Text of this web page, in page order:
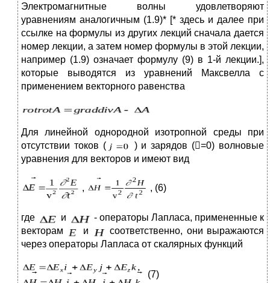
Электромагнитные волны удовлетворяют
уравнениям аналогичным (1.9)* [* здесь и далее при
ссылке на формулы из других лекций сначала дается
номер лекции, а затем номер формулы в этой лекции,
например (1.9) означает формулу (9) в 1-й лекции.],
которые выводятся из уравнений Максвелла с
применением векторного равенства
Для линейной однородной изотропной среды при
отсутствии токов (
) и зарядов (=0) волновые
уравнения для векторов и имеют вид
, , (6)
где и
- операторы Лапласа, примененные к
векторам
и
соответственно, они выражаются
через операторы Лапласа от скалярных функций
(7)